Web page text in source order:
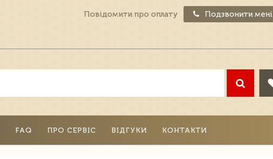
Повідомити про оплату Подзвонити мені
FAQ ПРО СЕРВІС ВІДГУКИ КОНТАКТИ